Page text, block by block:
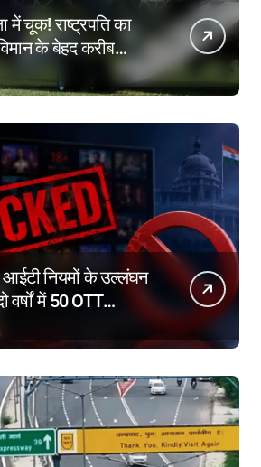
में चूक! राष्ट्रपति का
के बेहद करीब
जांच
नियमों के उल्लंघन
वर्षों में 50 OTT